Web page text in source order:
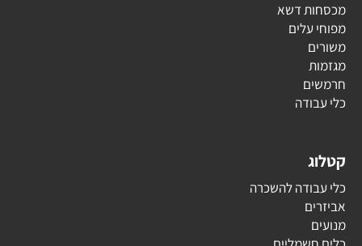
מכסחות דשא
מפוחי עלים
משורים
מגזמות
חרמשים
כלי עבודה
קטלוג
כלי עבודה להשכרה
אביזרים
מנועים